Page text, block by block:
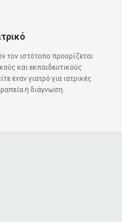
τον ιστότοπο προορίζεται
και εκπαιδευτικούς
έναν γιατρό για ιατρικές
ή διάγνωση.